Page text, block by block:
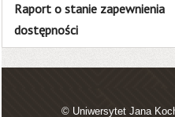
Raport o stanie zapewnienia
dostępności
© Uniwersytet Jana